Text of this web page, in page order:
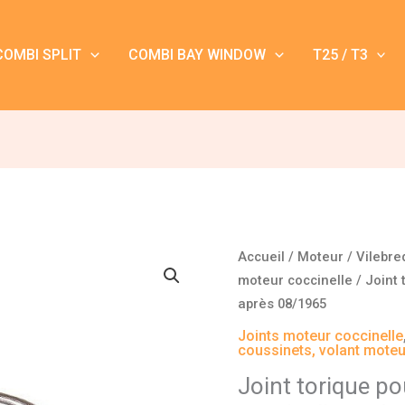
SPLIT COMBI BAY WINDOW T25 / T3
Accueil / Moteur /
moteur coccinelle / Joint
après 08/1965
Joints moteur coccinelle
coussinets, volant
Joint torique
quantité
de
Joint
torique
pour
volant
moteur